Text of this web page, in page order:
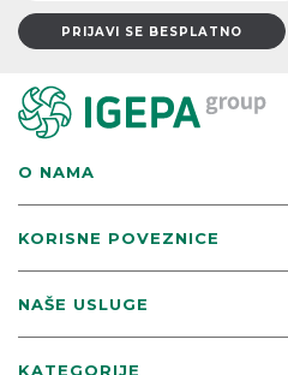
O NAMA
KORISNE POVEZNICE
NAŠE USLUGE
KATEGORIJE